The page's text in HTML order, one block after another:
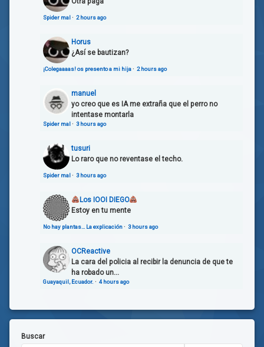
Spider mal· 2 hours ago
Horus
¿Así se bautizan?
¡Colegaaaas! os presento a mi hija· 2 hours ago
manuel
yo creo que es IA me extraña que el perro no
intentase montarla
Spider mal· 3 hours ago
tusuri
Lo raro que no reventase el techo.
Spider mal· 3 hours ago
Los IOOI DIEGO
Estoy en tu mente
No hay plantas… La explicación· 3 hours ago
OCReactive
La cara del policia al recibir la denuncia de que te
ha robado un...
Guayaquil, Ecuador. · 4 hours ago
Buscar